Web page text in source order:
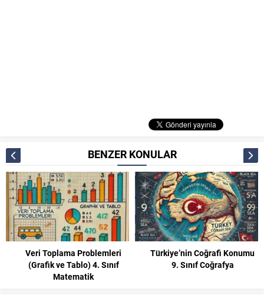
BENZER KONULAR
Veri Toplama Problemleri
(Grafik ve Tablo) 4. Sınıf
Matematik
Türkiye’nin Coğrafi Konumu
9. Sınıf Coğrafya